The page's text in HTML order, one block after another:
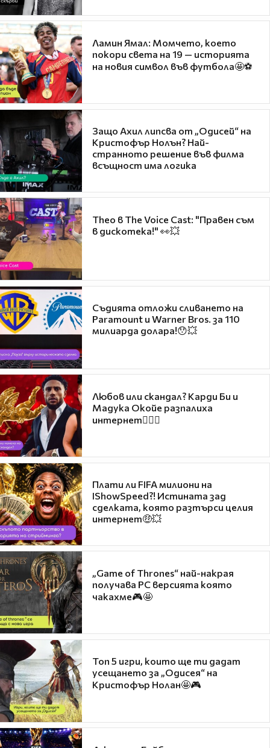
Ламин Ямал: Момчето, което
покори света на 19 — историята
на новия символ във футбола🤩⚽
Защо Ахил липсва от „Одисей“ на
Кристофър Нолън? Най-
странното решение във филма
всъщност има логика
Theo в The Voice Cast: "Правен съм
в дискотека!" 👀💥
Съдията отложи сливането на
Paramount и Warner Bros. за 110
милиарда долара!😯💥
Любов или скандал? Карди Би и
Мадука Окойе разпалиха
интернет❤️‍🔥🔥
Плати ли FIFA милиони на
IShowSpeed?! Истината зад
сделката, която разтърси целия
интернет🤑💥
„Game of Thrones“ най-накрая
получава PC версията която
чакахме🎮🤩
Топ 5 игри, които ще ти дадат
усещането за „Одисея“ на
Кристофър Нолан🤩🎮